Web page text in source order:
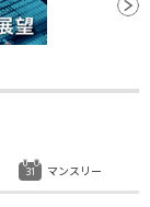
マンスリー